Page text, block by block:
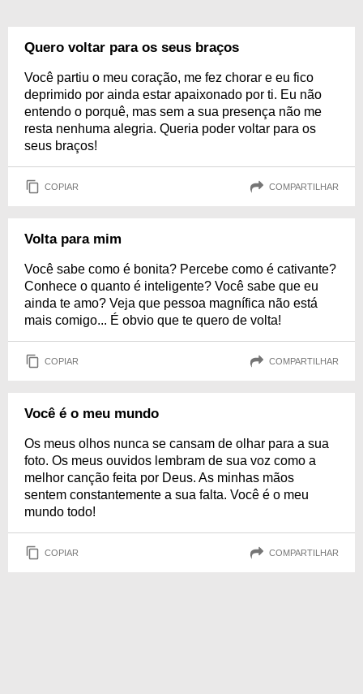
Quero voltar para os seus braços
Você partiu o meu coração, me fez chorar e eu fico
deprimido por ainda estar apaixonado por ti. Eu não
entendo o porquê, mas sem a sua presença não me
resta nenhuma alegria. Queria poder voltar para os
seus braços!
COPIAR COMPARTILHAR
Volta para mim
Você sabe como é bonita? Percebe como é cativante?
Conhece o quanto é inteligente? Você sabe que eu
ainda te amo? Veja que pessoa magnífica não está
mais comigo... É obvio que te quero de volta!
COPIAR COMPARTILHAR
Você é o meu mundo
Os meus olhos nunca se cansam de olhar para a sua
foto. Os meus ouvidos lembram de sua voz como a
melhor canção feita por Deus. As minhas mãos
sentem constantemente a sua falta. Você é o meu
mundo todo!
COPIAR COMPARTILHAR